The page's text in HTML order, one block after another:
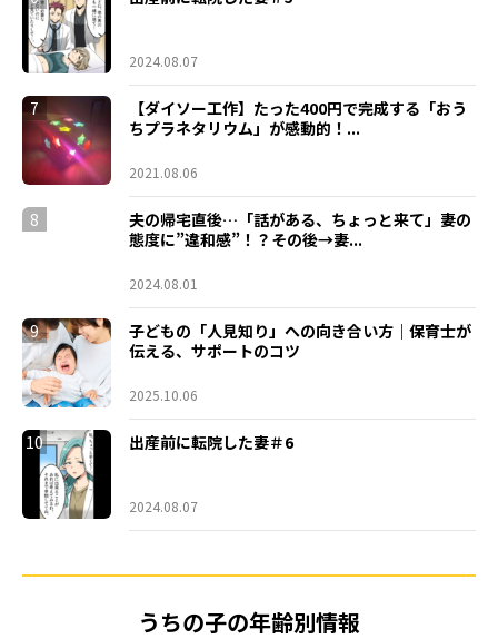
2024.08.07
7
【ダイソー工作】たった400円で完成する「おう
ちプラネタリウム」が感動的！...
2021.08.06
8
夫の帰宅直後…「話がある、ちょっと来て」妻の
態度に”違和感”！？その後→妻...
2024.08.01
9
子どもの「人見知り」への向き合い方｜保育士が
伝える、サポートのコツ
2025.10.06
10 出産前に転院した妻＃6
2024.08.07
うちの子の年齢別情報